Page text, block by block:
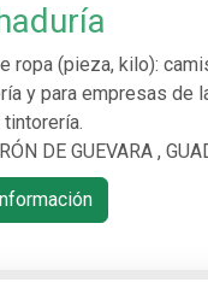
ropa (pieza, kilo):
y para empresas
DE GUEVARA ,